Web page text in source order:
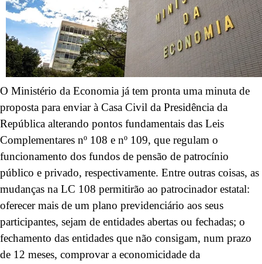
O Ministério da Economia já tem pronta uma minuta de
proposta para enviar à Casa Civil da Presidência da
República alterando pontos fundamentais das Leis
Complementares nº 108 e nº 109, que regulam o
funcionamento dos fundos de pensão de patrocínio
público e privado, respectivamente. Entre outras coisas, as
mudanças na LC 108 permitirão ao patrocinador estatal:
oferecer mais de um plano previdenciário aos seus
participantes, sejam de entidades abertas ou fechadas; o
fechamento das entidades que não consigam, num prazo
de 12 meses, comprovar a economicidade da